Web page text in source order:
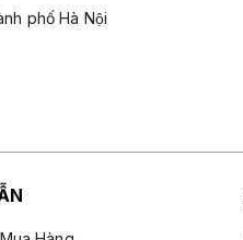
phố Hà Nội